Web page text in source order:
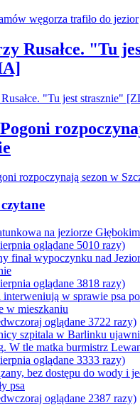
Rusałce. "Tu
na jeziorze
oglądane 5010 razy)
finał wypoczynku nad
oglądane 3818 razy)
interweniują w sprawie psa
w mieszkaniu
oglądane 3722 razy)
szpitala w Barlinku
W tle matka burmistrz
oglądane 3333 razy)
bez dostępu do wody i
psa
oglądane 2387 razy)